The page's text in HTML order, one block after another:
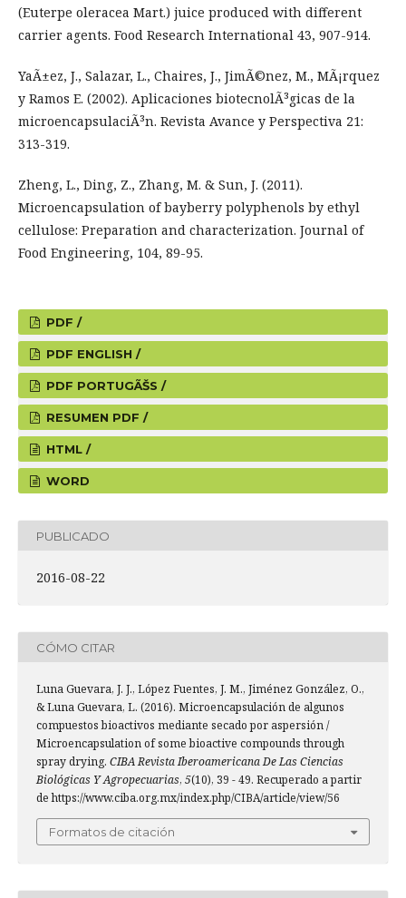
(Euterpe oleracea Mart.) juice produced with different
carrier agents. Food Research International 43, 907-914.
YaÃ±ez, J., Salazar, L., Chaires, J., JimÃ©nez, M., MÃ¡rquez
y Ramos E. (2002). Aplicaciones biotecnolÃ³gicas de la
microencapsulaciÃ³n. Revista Avance y Perspectiva 21:
313-319.
Zheng, L., Ding, Z., Zhang, M. & Sun, J. (2011).
Microencapsulation of bayberry polyphenols by ethyl
cellulose: Preparation and characterization. Journal of
Food Engineering, 104, 89-95.
PDF /
PDF ENGLISH /
PDF PORTUGÃŠS /
RESUMEN PDF /
HTML /
WORD
PUBLICADO
2016-08-22
CÓMO CITAR
Luna Guevara, J. J., López Fuentes, J. M., Jiménez González, O.,
& Luna Guevara, L. (2016). Microencapsulación de algunos
compuestos bioactivos mediante secado por aspersión /
Microencapsulation of some bioactive compounds through
spray drying. CIBA Revista Iberoamericana De Las Ciencias
Biológicas Y Agropecuarias, 5(10), 39 - 49. Recuperado a partir
de https://www.ciba.org.mx/index.php/CIBA/article/view/56
Formatos de citación